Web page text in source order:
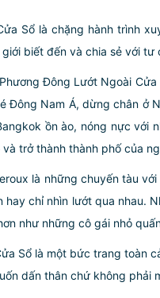
Sổ là chặng hành trình
biết đến và chia sẻ với
Đông Lướt Ngoài
Đông Nam Á, dừng chân ở
ồn ào, nóng nực
và trở thành thành phố của
là những chuyến tàu
hay chỉ nhìn lướt qua nhau.
như những cô gái nhỏ
Sổ là một bức trang toàn
dấn thân chứ không phải